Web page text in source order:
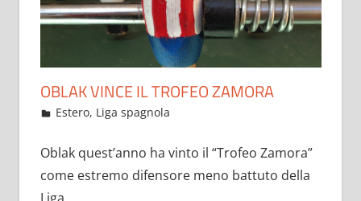
OBLAK VINCE IL TROFEO ZAMORA
Maggio 25, 2021
admin
Estero, Liga spagnola
Oblak quest’anno ha vinto il “Trofeo Zamora”
come estremo difensore meno battuto della